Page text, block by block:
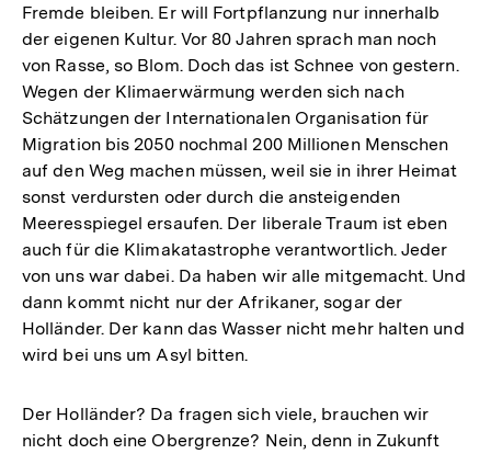
Fremde bleiben. Er will Fortpflanzung nur innerhalb
der eigenen Kultur. Vor 80 Jahren sprach man noch
von Rasse, so Blom. Doch das ist Schnee von gestern.
Wegen der Klimaerwärmung werden sich nach
Schätzungen der Internationalen Organisation für
Migration bis 2050 nochmal 200 Millionen Menschen
auf den Weg machen müssen, weil sie in ihrer Heimat
sonst verdursten oder durch die ansteigenden
Meeresspiegel ersaufen. Der liberale Traum ist eben
auch für die Klimakatastrophe verantwortlich. Jeder
von uns war dabei. Da haben wir alle mitgemacht. Und
dann kommt nicht nur der Afrikaner, sogar der
Holländer. Der kann das Wasser nicht mehr halten und
wird bei uns um Asyl bitten.
Der Holländer? Da fragen sich viele, brauchen wir
nicht doch eine Obergrenze? Nein, denn in Zukunft